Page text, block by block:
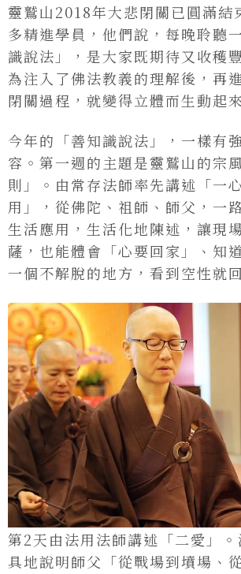
靈鷲山2018年大悲閉關已圓滿結
多精進學員，他們說，每晚聆聽
識說法」，是大家既期待又收穫
為注入了佛法教義的理解後，再
閉關過程，就變得立體而生動起
今年的「善知識說法」，一樣有
容。第一週的主題是靈鷲山的宗
則」。由常存法師率先講述「一
用」，從佛陀、祖師、師父，一
生活應用，生活化地陳述，讓現
薩，也能體會「心要回家」、知
一個不解脫的地方，看到空性就
第2天由法用法師講述「二愛」
具地說明師父「從戰場到墳場、